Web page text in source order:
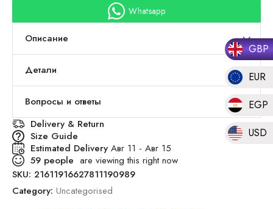
GBP
EUR
EGP
USD
Whatsapp
Описание
Детали
Вопросы и ответы
Delivery & Return
Size Guide
Estimated Delivery Авг 11 - Авг 15
59 people are viewing this right now
SKU: 21611916627811190989
Category: Uncategorised